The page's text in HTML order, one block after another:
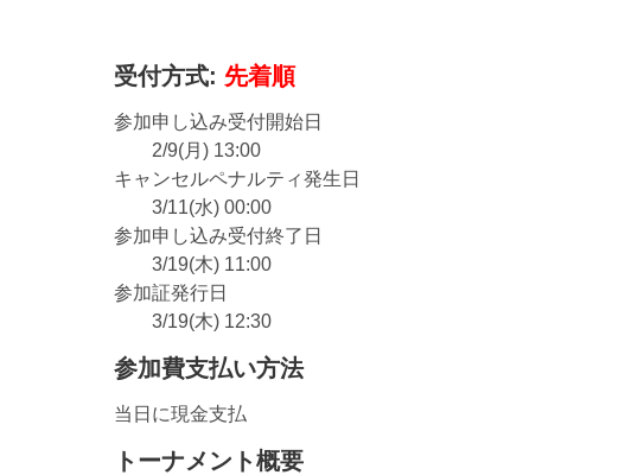
受付方式: 先着順
参加申し込み受付開始日
2/9(月) 13:00
キャンセルペナルティ発生日
3/11(水) 00:00
参加申し込み受付終了日
3/19(木) 11:00
参加証発行日
3/19(木) 12:30
参加費支払い方法
当日に現金支払
トーナメント概要